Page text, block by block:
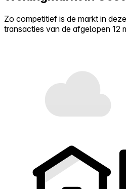
Zo competitief is de markt in
transacties van de afgelopen 12